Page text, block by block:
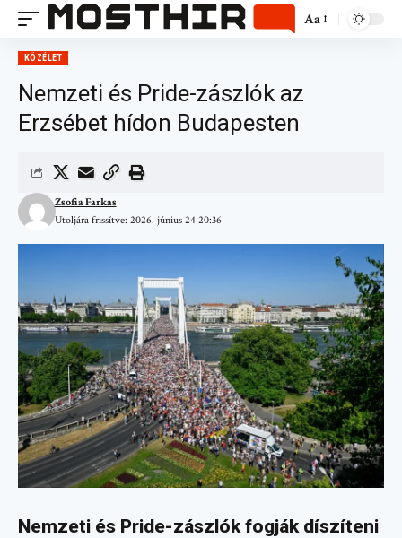
Aa
KÖZÉLET
Nemzeti és Pride-zászlók az
Erzsébet hídon Budapesten
Utoljára frissítve: 2026. június 24 20:36
Zsofia Farkas
Nemzeti és Pride-zászlók fogják díszíteni